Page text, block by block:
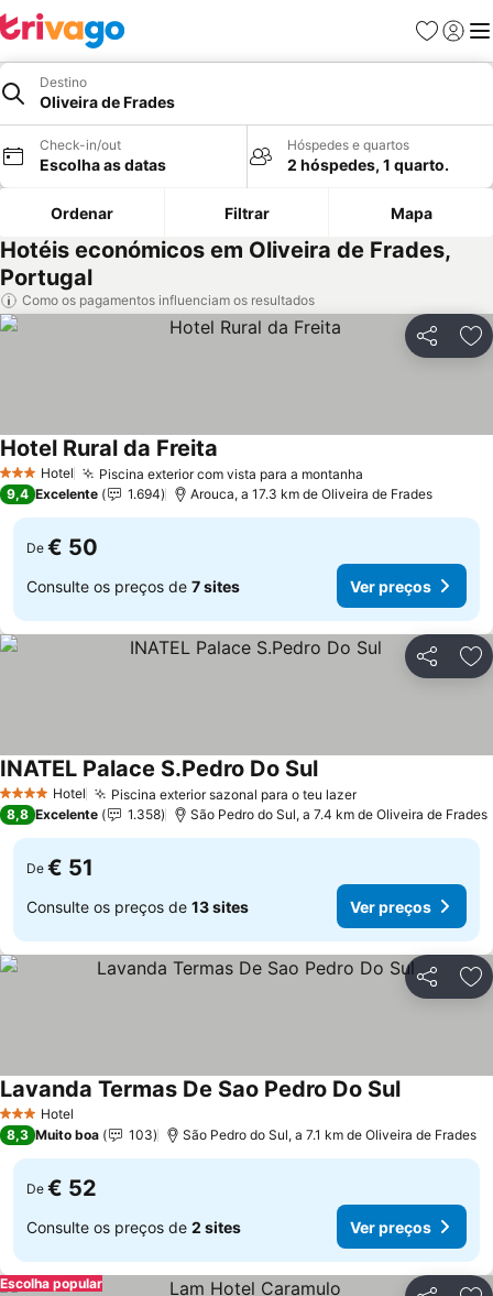
Favoritos
Iniciar
Destino
Oliveira de Frades
Check-in/out
Escolha as datas
Hóspedes e quartos
2 hóspedes, 1 quarto.
Ordenar Filtrar Mapa
Hotéis económicos em Oliveira de Frades,
Portugal
Como os pagamentos influenciam os resultados
Partilhar
3 EstrelasHotel Piscina exterior com vista para a montanha
Hotel Rural da Freita
9,4 Excelente 1.694 Arouca, a 17.3 km de Oliveira de Frades
De € 50
Consulte os preços de 7 sites Ver preços
Partilhar
4 EstrelasHotel Piscina exterior sazonal para o teu lazerVer preços
INATEL Palace S.Pedro Do SulVer preços
8,8 Excelente 1.358 São Pedro do Sul, a 7.4 km de Oliveira de Frades
De € 51
Consulte os preços de 13 sites Ver preços
Partilhar
3 EstrelasHotel
Lavanda Termas De Sao Pedro Do SulVer preços
8,3 Muito boa 103 São Pedro do Sul, a 7.1 km de Oliveira de Frades
De € 52
Consulte os preços de 2 sites Ver preços
Escolha popular